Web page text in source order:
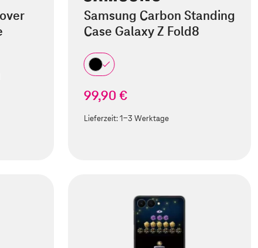
Samsung Carbon Standing
Case Galaxy Z Fold8
99,90 €
Lieferzeit:1-3 Werktage